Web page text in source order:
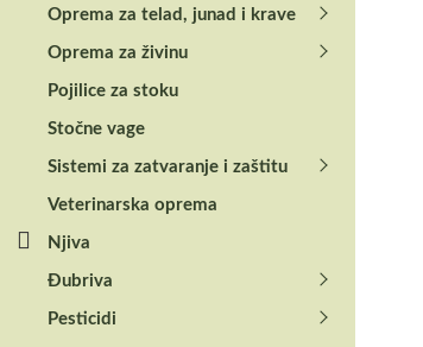
Oprema za telad, junad i krave
Oprema za živinu
Pojilice za stoku
Stočne vage
Sistemi za zatvaranje i zaštitu
Veterinarska oprema
Njiva
Đubriva
Pesticidi